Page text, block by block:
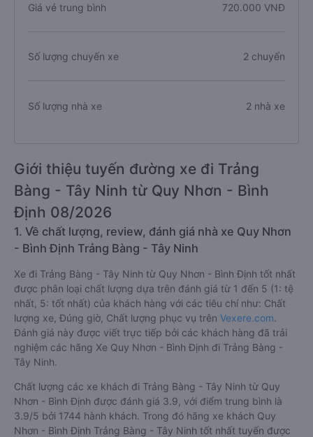
Giá vé trung bình 720.000 VNĐ
Số lượng chuyến xe 2 chuyến
Số lượng nhà xe 2 nhà xe
Giới thiệu tuyến đường xe đi Trảng
Bàng - Tây Ninh từ Quy Nhơn - Bình
Định 08/2026
1. Về chất lượng, review, đánh giá nhà xe Quy Nhơn
- Bình Định Trảng Bàng - Tây Ninh
Xe đi Trảng Bàng - Tây Ninh từ Quy Nhơn - Bình Định tốt nhất
được phân loại chất lượng dựa trên đánh giá từ 1 đến 5 (1: tệ
nhất, 5: tốt nhất) của khách hàng với các tiêu chí như: Chất
lượng xe, Đúng giờ, Chất lượng phục vụ trên Vexere.com.
Đánh giá này được viết trực tiếp bởi các khách hàng đã trải
nghiệm các hãng Xe Quy Nhơn - Bình Định đi Trảng Bàng -
Tây Ninh.
Chất lượng các xe khách đi Trảng Bàng - Tây Ninh từ Quy
Nhơn - Bình Định được đánh giá 3.9, với điểm trung bình là
3.9/5 bởi 1744 hành khách. Trong đó hãng xe khách Quy
Nhơn - Bình Định Trảng Bàng - Tây Ninh tốt nhất tuyến được